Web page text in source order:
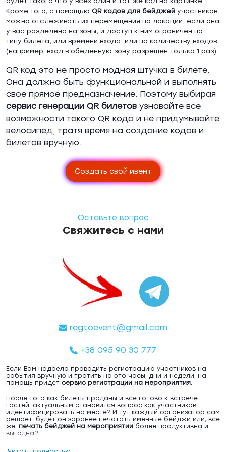
Кроме того, с помощью QR кодов для бейджей участников
можно отслеживать их перемещения по локации, если она
у вас разделена на зоны, и доступ к ним ограничен по
типу билета, или времени входа, или по количеству входов
(например, вход в обеденную зону разрешен только 1 раз)
QR код это не просто модная штучка в билете.
Она должна быть функциональной и выполнять
свое прямое предназначение. Поэтому выбирая
сервис генерации QR билетов узнавайте все
возможности такого QR кода и не придумывайте
велосипед, тратя время на создание кодов и
билетов вручную.
Создать свой ивент
Оставьте вопрос
Свяжитесь с нами
regtoevent@gmail.com
+38 095 90 30 777
Если Вам надоело проводить регистрацию участников на
события вручную и тратить на это часы, дни и недели, на
помощь придет сервис регистрации на мероприятия.
После того как билеты проданы и все готово к встрече
гостей, актуальным становится вопрос как участников
идентифицировать на месте? И тут каждый организатор сам
решает, будет он заранее печатать именные бейджи или, все
же, печать бейджей на мероприятии более продуктивна и
выгодна?
Представьте ситуацию: Вы заранее решили